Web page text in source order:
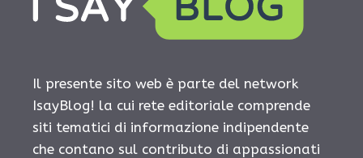
Il presente sito web è parte del network
IsayBlog! la cui rete editoriale comprende
siti tematici di informazione indipendente
che contano sul contributo di appassionati